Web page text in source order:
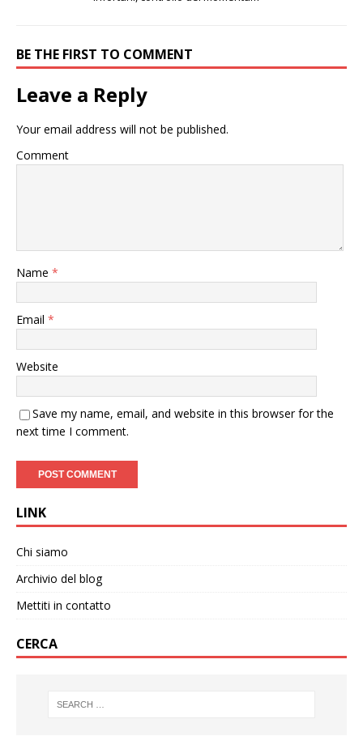
BE THE FIRST TO COMMENT
Leave a Reply
Your email address will not be published.
Comment
Name *
Email *
Website
Save my name, email, and website in this browser for the
next time I comment.
LINK
Chi siamo
Archivio del blog
Mettiti in contatto
CERCA